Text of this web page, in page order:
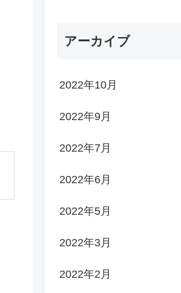
アーカイブ
2022年10月
2022年9月
2022年7月
2022年6月
2022年5月
2022年3月
2022年2月